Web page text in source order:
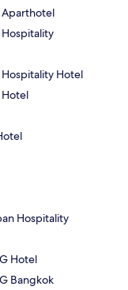
Aparthotel
Hotel
Hotel
Hospitality
Hotel
Bangkok